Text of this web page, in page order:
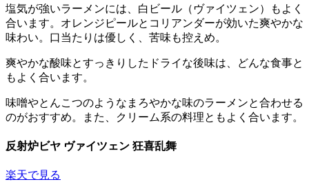
塩気が強いラーメンには、白ビール（ヴァイツェン）もよく
合います。オレンジピールとコリアンダーが効いた爽やかな
味わい。口当たりは優しく、苦味も控えめ。
爽やかな酸味とすっきりしたドライな後味は、どんな食事と
もよく合います。
味噌やとんこつのようなまろやかな味のラーメンと合わせる
のがおすすめ。また、クリーム系の料理ともよく合います。
反射炉ビヤ ヴァイツェン 狂喜乱舞
楽天で見る